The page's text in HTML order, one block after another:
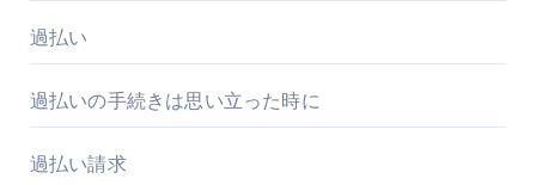
過払い
過払いの手続きは思い立った時に
過払い請求